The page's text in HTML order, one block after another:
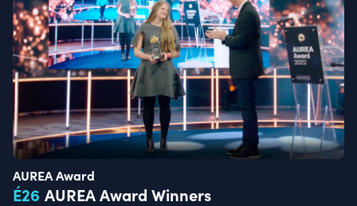
AUREA Award
É26 AUREA Award Winners